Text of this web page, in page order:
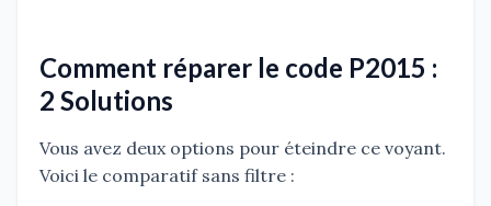
Comment réparer le code P2015 :
2 Solutions
Vous avez deux options pour éteindre ce voyant.
Voici le comparatif sans filtre :